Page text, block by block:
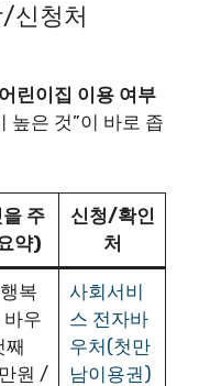
신청처
어린이집 이용 여부
높은 것”이 바로 좁
주
약)
신청/확인
처
복
바우
째
원 /
사회서비
스 전자바
우처(첫만
남이용권)